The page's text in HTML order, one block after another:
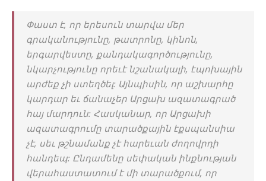
Փաստ է, որ երեսուն տարվա մեր
գրականությունը, թատրոնը, կինոն,
երգարվեստը, քանդակագործությունը,
նկարչությունը որեւէ նշանակալի, էպոխային
արժեք չի ստեղծել: Այնպիսին, որ աշխարհը
կարդար եւ ճանաչեր Արցախ ազատագրած
հայ մարդուն: Հասկանար, որ Արցախի
ազատագրումը տարածքային էքսպանսիա
չէ, սեւ թշնամանք չէ հարեւան ժողովրդի
հանդեպ: Ընդամենը սեփական ինքնության
վերահաստատում է մի տարածքում, որ